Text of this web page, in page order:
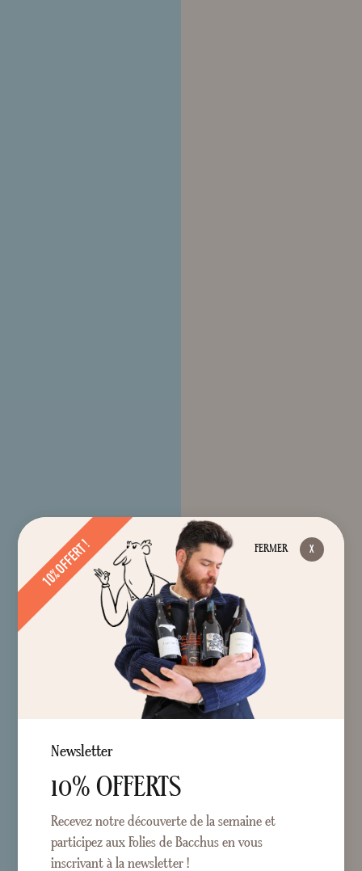
FERMER
10% OFFERT !
Newsletter
10% OFFERTS
Recevez notre découverte de la semaine et
participez aux Folies de Bacchus en vous
inscrivant à la newsletter !